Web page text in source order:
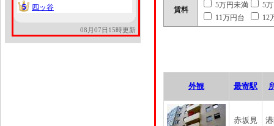
5
5 四ッ谷
08月07日15時更新
賃料
5万円未満
5
11万円台
12
外観 最寄駅
赤坂見